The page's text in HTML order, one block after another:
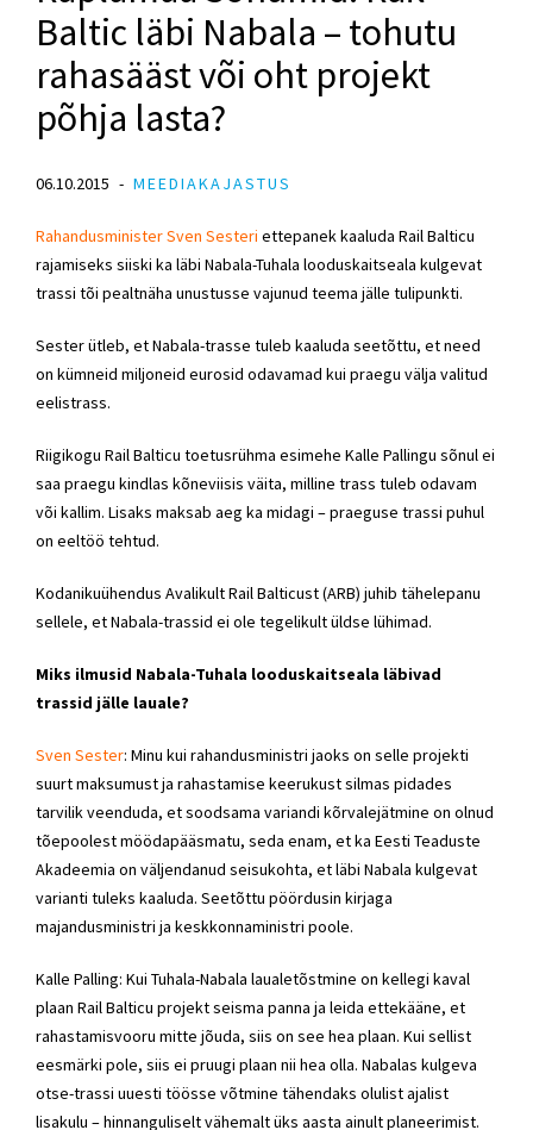
Baltic läbi Nabala – tohutu
rahasääst või oht projekt
põhja lasta?
06.10.2015 MEEDIAKAJASTUS
Rahandusminister Sven Sesteri ettepanek kaaluda Rail Balticu
rajamiseks siiski ka läbi Nabala-Tuhala looduskaitseala kulgevat
trassi tõi pealtnäha unustusse vajunud teema jälle tulipunkti.
Sester ütleb, et Nabala-trasse tuleb kaaluda seetõttu, et need
on kümneid miljoneid eurosid odavamad kui praegu välja valitud
eelistrass.
Riigikogu Rail Balticu toetusrühma esimehe Kalle Pallingu sõnul ei
saa praegu kindlas kõneviisis väita, milline trass tuleb odavam
või kallim. Lisaks maksab aeg ka midagi – praeguse trassi puhul
on eeltöö tehtud.
Kodanikuühendus Avalikult Rail Balticust (ARB) juhib tähelepanu
sellele, et Nabala-trassid ei ole tegelikult üldse lühimad.
Miks ilmusid Nabala-Tuhala looduskaitseala läbivad
trassid jälle lauale?
Sven Sester: Minu kui rahandusministri jaoks on selle projekti
suurt maksumust ja rahastamise keerukust silmas pidades
tarvilik veenduda, et soodsama variandi kõrvalejätmine on olnud
tõepoolest möödapääsmatu, seda enam, et ka Eesti Teaduste
Akadeemia on väljendanud seisukohta, et läbi Nabala kulgevat
varianti tuleks kaaluda. Seetõttu pöördusin kirjaga
majandusministri ja keskkonnaministri poole.
Kalle Palling: Kui Tuhala-Nabala laualetõstmine on kellegi kaval
plaan Rail Balticu projekt seisma panna ja leida ettekääne, et
rahastamisvooru mitte jõuda, siis on see hea plaan. Kui sellist
eesmärki pole, siis ei pruugi plaan nii hea olla. Nabalas kulgeva
otse-trassi uuesti töösse võtmine tähendaks olulist ajalist
lisakulu – hinnanguliselt vähemalt üks aasta ainult planeerimist.